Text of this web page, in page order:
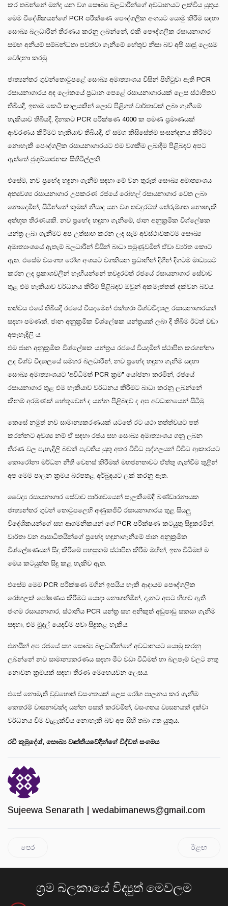
කර තබන්නේ මන්ද යන වග සෞඛ්‍ය බලධාරීන්ගේ අවධානයට ලක්විය යුතුය.
මෙම විදේශිකයන්ගේ PCR පරීක්ෂණ පෞද්ගලික අංශයට යොමු කිරීම සඳහා
සෞඛ්‍ය බලධාරීන් තීරණය කරනු ලබන්නේ, එකී පෞද්ගලික රසායනාගාර
සමඟ අනියම් සම්බන්ධතා පවත්වා ගැනීමේ හේතුව නිසා බව අපි ඍජු ලෙසම
චෝදනා කරමු.
ජාත්‍යන්තර ගුවන්තොටුපළේ සෞඛ්‍ය අමාත්‍යාංශය විසින් පිහිටුවා ඇති PCR
රසායනාගාරය අද ලෝකයේ ප්‍රධාන පෙළේ රසායනාගාරයක් ලෙස ස්ථාපිතව
තිබියදී, ඉතාම කෙටි කාලයකින් ලොව පිළිගත් වාර්තාවක් ලබා ගැනීමේ
හැකියාව තිබියදී, දිනකට PCR පරීක්ෂණ 4000 ක පමණ ප්‍රමාණයක්
ආවරණය කිරීමට හැකියාව තිබියදී, ඒ සමග කිසිසේත්ම සංසන්දනය කිරීමට
නොහැකි පෞද්ගලික රසායනාගාරයට එම වගකීම ලබාදීම පිළිබඳව අපට
ඇත්තේ ජුගුබ්සාජනක සිතිවිල්ලකි.
එසේම, නව ප්‍රභේද හඳුනා ගැනීම සඳහා මේ වන තුරුත් සෞඛ්‍ය අමාත්‍යාංශය
අත්‍යවශ්‍ය රසායනාගාර උපකරණ රජයේ රෝහල් රසායනාගාර වෙත ලබා
නොදෙමින්, සිටින්නේ කුමක් නිසාද යන වග තවදුරටත් තේරුම්ගත නොහැකි
අත්භූත තීරණයකි. නව ප්‍රභේද හඳුනා ගැනීමේ, ජාන අනුක්‍රමික විශ්ලේෂක
යන්ත්‍ර ලබා ගැනීමට අප උත්සාහ කරන ලද සෑම අවස්ථාවකටම සෞඛ්‍ය
අමාත්‍යාංශයේ ඇතැම් බලධාරීන් විසින් බාධා පමුණුවමින් ඒවා ව්‍යර්ත කොට
ඇත. එසේම වසංගත රෝග අංශයට වගකියන ප්‍රධානීන් දිගින් දිගටම මාධ්‍යයට
කරන ලද ප්‍රකාශවලින් හැඟීයන්නේ තවදුරටත් රජයේ රසායනාගාර සේවාව
තුළ එම හැකියාව වර්ධනය කිරීම පිළිබඳව ඔවුන් අකමැත්තක් දක්වන බවය.
තත්වය එසේ තිබියදී රජයේ වියදමෙන් එක්තරා විශ්වවිද්‍යාල රසායනාගාරයක්
සදහා පමණක්, ජාන අනුක්‍රමික විශ්ලේෂක යන්ත්‍රයක් ලබා දී තිබීම ඊටත් වඩා
අපැහැදිලි ය.
එම ජාන අනුක්‍රමික විශ්ලේෂක යන්ත්‍රය රජයේ වියදමින් ස්ථාපිත කරගන්නා
ලද විශ්ව විද්‍යාලයේ සමහර බලධාරීන්, නව ප්‍රභේද හඳුනා ගැනීම සඳහා
සෞඛ්‍ය අමාත්‍යාංශයට 'අවිධිමත් PCR ක්‍රම" යෝජනා කරමින්, රජයේ
රසායනාගාර තුළ එම හැකියාව වර්ධනය කිරීමට බාධා කරනු ලබන්නේ
කිනම් අරමුණක් හේතුවෙන් ද යන්න පිළිබඳව ද අප අවධානයෙන් සිටිමු.
කෙසේ නමුත් නව සාමාන්‍යකරණයක් යටතේ රට යථා තත්ත්වයට පත්
කරන්නට අවශ්‍ය නම් ඒ සඳහා රජය සහ සෞඛ්‍ය අමාත්‍යාංශය ගනු ලබන
තීරණ වල පැහැදිලි බවක් පැවතිය යුතු අතර විවිධ පුද්ගලයන් විවිධ ආකාරයට
කොරෝනා මර්ධන නීති වෙනස් කිරීමක් මහජනතාවට ඒත්තු ගැන්වීම තුළින්
අප මෙම පාලන ක්‍රමය බරපතළ අර්බුදයට ලක් කරනු ඇත.
වෛද්‍ය රසායනාගාර සේවාව පාර්ශවයෙන් සැලකීමේදී බණ්ඩාරනායක
ජාත්‍යන්තර ගුවන් තොටුපලෙහි අණුකජීවී රසායනාගාරය තුළ සියලු
විදේශිකයන්ගේ සහ ආගමනිකයන් ගේ PCR පරීක්ෂණ කටයුතු සිදුකරමින්,
වාර්තා වන ආසාධිතයින්ගේ ප්‍රභේද හඳුනාගැනීමේ ජාන අනුක්‍රමික
විශ්ලේෂණයන් සිදු කිරීමේ පහසුකම් ස්ථාපිත කිරීම මඟින්, ඉතා විධිමත් ම
මෙය කටයුත්ත සිදු කළ හැකිව ඇත.
එසේම මෙම PCR පරීක්ෂණ මගින් ඉපයිය හැකි ආදායම පෞද්ගලික
රෝහලක් පෝෂණය කිරීමට යොදා නොගනිමින්, දැනට අපට හිඟව ඇති
ජංගම රසායනාගාර, ස්ථානීය PCR යන්ත්‍ර සහ අනිකුත් අඩුපාඩු සකසා ගැනීම
සඳහා, එම මුදල් යෙදවීම පවා සිදුකළ හැකිය.
එනයින් අප රජයේ සහ සෞඛ්‍ය බලධාරීන්ගේ අවධානයට යොමු කරනු
ලබන්නේ නව සාමාන්‍යකරණය සඳහා මීට වඩා විධිමත් හා බලපෑම් වලට නතු
නොවන ක්‍රමයක් සඳහා තීරණ මෙහෙයවන ලෙසය.
එසේ නොමැති වුවහොත් වසංගතයක් ලෙස රෝග පාලනය කර ගැනීම
කෙතරම් වාසනාවක්ද යන්න පසක් කරවමින්, වසංගතය ව්‍යසනයක් දක්වා
වර්ධනය වීම වැළැක්විය නොහැකි බව අප සිහි තබා ගත යුතුය.
රවි කුමුදේශ්, සෞඛ්‍ය වෘත්තීයවේදීන්ගේ විද්වත් සංගමය
Sujeewa Senarath | wedabimanews@gmail.com
පෙර ඊළඟ
ශ්‍රම බලකායේ විද්‍යුත් මෙවලම